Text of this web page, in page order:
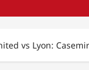
vs Lyon: